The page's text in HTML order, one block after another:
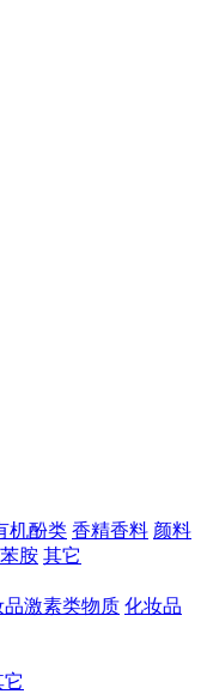
机酚类 香精香料 颜料
胺 其它
品激素类物质 化妆品
它